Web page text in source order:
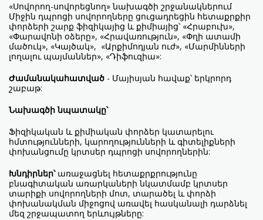
«Սովորող-սովորեցնող» նախագծի շրջանակներում
Միջին դպրոցի սովորողները ցուցադրեցին հետաքրքիր
փորձերի շարք ֆիզիկայից և քիմիայից՝ «Հրաբուխ»,
«Փարավոնի օձերը», «Հրավառություն», «Փղի ատամի
մածուկ», «Կայծակ», «Արքիմոդյան ուժ», «Մարմինների
լողալու պայմաններ», «Դիֆուզիա»:
Ժամանակահատված - Մայիսյան հավաք՝ երկրորդ
շաբաթ:
Նախագծի նպատակը՝
Ֆիզիկական և քիմիական փորձեր կատարելու
հմտությունների, կարողությունների և գիտելիքների
փոխանցումը կրտսեր դպրոցի սովորողներին:
Խնդիրներ՝առաջացնել հետաքրքրությունը
բնագիտական առարկաների նկատմամբ կրտսեր
տարիքի սովորողների մոտ, տարածել և փորձի
փոխանակման միջոցով առավել հասկանալի դարձնել
մեզ շրջապատող երևույթները: